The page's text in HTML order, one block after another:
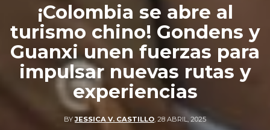
¡Colombia se abre al
turismo chino! Gondens y
Guanxi unen fuerzas para
impulsar nuevas rutas y
experiencias
BYJESSICA V. CASTILLO, 28 ABRIL, 2025